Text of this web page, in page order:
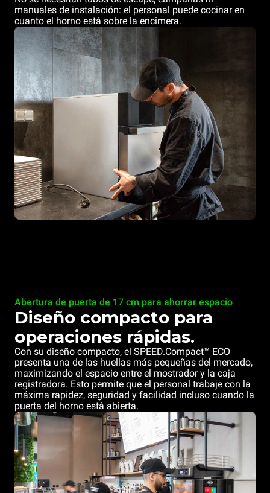
manuales de instalación: el personal puede cocinar en
cuanto el horno está sobre la encimera.
Abertura de puerta de 17 cm para ahorrar espacio
Diseño compacto para
operaciones rápidas.
Con su diseño compacto, el SPEED.Compact™ ECO
presenta una de las huellas más pequeñas del mercado,
maximizando el espacio entre el mostrador y la caja
registradora. Esto permite que el personal trabaje con la
máxima rapidez, seguridad y facilidad incluso cuando la
puerta del horno está abierta.